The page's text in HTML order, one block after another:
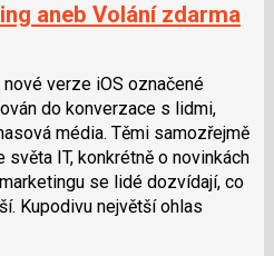
aneb Volání zdarma
verze iOS označené
do konverzace s lidmi,
média. Těmi samozřejmě
IT, konkrétně o novinkách
se lidé dozvídají, co
Kupodivu největší ohlas